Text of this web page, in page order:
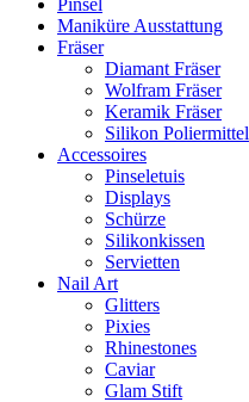
Pinsel
Maniküre Ausstattung
Fräser
Diamant Fräser
Wolfram Fräser
Keramik Fräser
Silikon Poliermittel
Accessoires
Pinseletuis
Displays
Schürze
Silikonkissen
Servietten
Nail Art
Glitters
Pixies
Rhinestones
Caviar
Glam Stift